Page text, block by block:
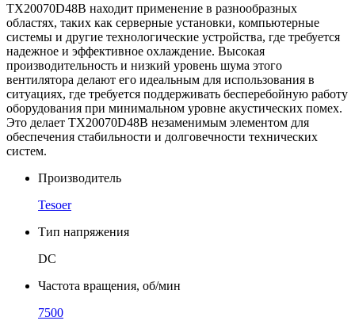
TX20070D48B находит применение в разнообразных
областях, таких как серверные установки, компьютерные
системы и другие технологические устройства, где требуется
надежное и эффективное охлаждение. Высокая
производительность и низкий уровень шума этого
вентилятора делают его идеальным для использования в
ситуациях, где требуется поддерживать бесперебойную работу
оборудования при минимальном уровне акустических помех.
Это делает TX20070D48B незаменимым элементом для
обеспечения стабильности и долговечности технических
систем.
Производитель
Tesoer
Тип напряжения
DC
Частота вращения, об/мин
7500